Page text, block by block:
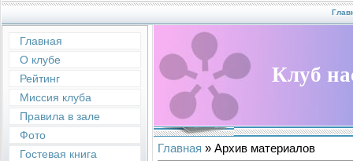
Главная
О клубе
Рейтинг
Миссия клуба
Правила в зале
Фото
Гостевая книга
Клуб
Главная » Архив материалов